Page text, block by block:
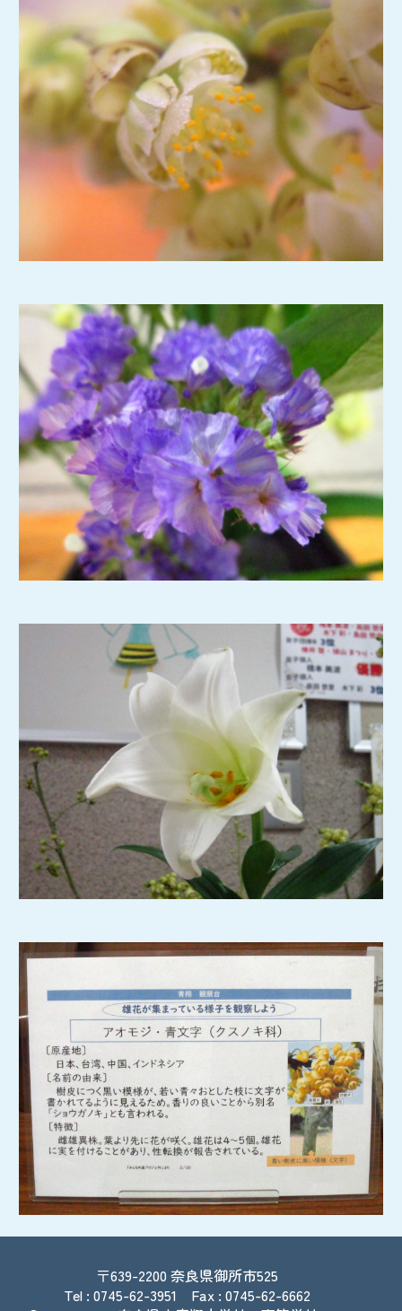
〒639-2200奈良県御所市525
Tel : 0745-62-3951 Fax : 0745-62-6662